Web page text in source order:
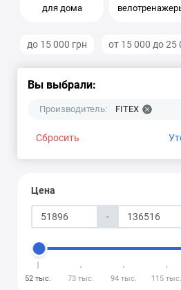
для дома
до 15 000 грн от 15 000 до 25
Вы выбрали:
Производитель: FITEX
Сбросить
Цена
-
52 тыс. 73 тыс. 94 тыс. 115 тыс.